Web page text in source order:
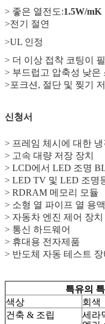
> 좋은 열전도:1.5W/mK
>전기 절연
>UL 인정
> 더 이상 접착 코팅이
> 부드럽고 압축성 낮은
>포크션, 절단 및 찢기
신청서
> 프레임 체시에 대한
> 고속 대량 저장 장치
> LCD에서 LED 조명
> LED TV 및 LED 조명
> RDRAM 메모리 모듈
> 소형 열 파이프 열 용액
> 자동차 엔진 제어 장치
> 통신 하드웨어
> 휴대용 전자제품
> 반도체 자동 테스트 장
특유의
색상
회색
건축 & 조립
세라